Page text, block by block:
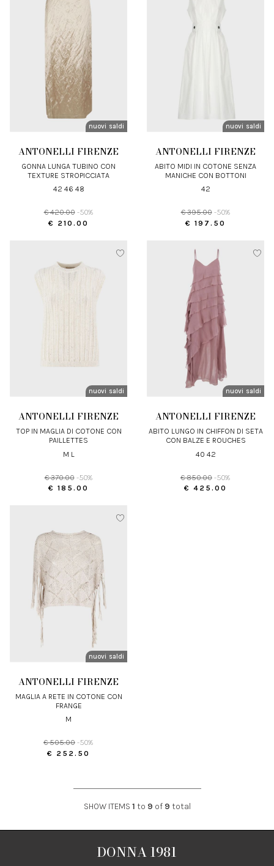
nuovi arrivi
saldi
ANTONELLI FIRENZE
GONNA LUNGA TUBINO CON
TEXTURE STROPICCIATA
42 46 48
€ 420.00 -50%
€ 210.00
nuovi arrivi
saldi
ANTONELLI FIRENZE
ABITO MIDI IN COTONE SENZA
MANICHE CON BOTTONI
42
€ 395.00 -50%
€ 197.50
nuovi arrivi
saldi
ANTONELLI FIRENZE
TOP IN MAGLIA DI COTONE CON
PAILLETTES
M L
€ 370.00 -50%
€ 185.00
nuovi arrivi
saldi
ANTONELLI FIRENZE
ABITO LUNGO IN CHIFFON DI SETA
CON BALZE E ROUCHES
40 42
€ 850.00 -50%
€ 425.00
nuovi arrivi
saldi
ANTONELLI FIRENZE
MAGLIA A RETE IN COTONE CON
FRANGE
M
€ 505.00 -50%
€ 252.50
SHOW ITEMS 1 to 9 of 9 total
DONNA 1981